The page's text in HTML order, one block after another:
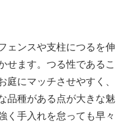
ェンスや支柱につるを伸
せます。つる性であるこ
庭にマッチさせやすく、
品種がある点が大きな魅
く手入れを怠っても早々